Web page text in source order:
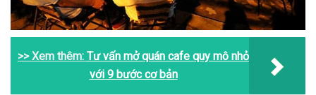
>> Xem thêm: Tư vấn mở quán cafe quy mô nhỏ
với 9 bước cơ bản